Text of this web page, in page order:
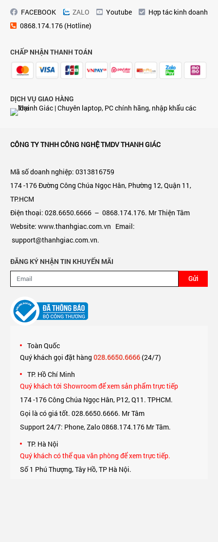
FACEBOOK
ZALO Youtube
Hợp tác kinh doanh
0868.174.176 (Hotline)
CHẤP NHẬN THANH TOÁN
DỊCH VỤ GIAO HÀNG
CÔNG TY TNHH CÔNG NGHỆ TMDV THANH GIÁC
Mã số doanh nghiệp: 0313816759
174 -176 Đường Công Chúa Ngọc Hân, Phường 12, Quận 11,
TP.HCM
Điện thoại: 028.6650.6666 – 0868.174.176. Mr Thiện Tâm
Website: www.thanhgiac.com.vn Email:
support@thanhgiac.com.vn.
ĐĂNG KÝ NHẬN TIN KHUYẾN MÃI
Gửi
Toàn Quốc
Quý khách gọi đặt hàng 028.6650.6666(24/7)
TP. Hồ Chí Minh
Quý khách tới Showroom để xem sản phẩm trực tiếp
174 -176 Công Chúa Ngọc Hân, P12, Q11. TPHCM.
Gọi là có giá tốt. 028.6650.6666. Mr Tâm
Support 24/7: Phone, Zalo 0868.174.176 Mr Tâm.
TP. Hà Nội
Quý khách có thể qua văn phòng để xem trực tiếp.
Số 1 Phú Thượng, Tây Hồ, TP Hà Nội.